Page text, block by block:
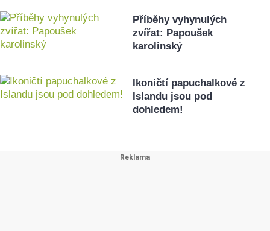
Příběhy vyhynulých
zvířat: Papoušek
karolinský
Ikoničtí papuchalkové z
Islandu jsou pod
dohledem!